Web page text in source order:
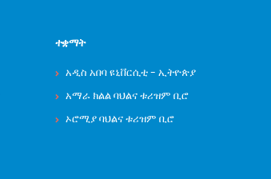
ተቋማት
አዲስ አበባ ዩኒቨርሲቲ - ኢትዮጵያ
አማራ ክልል ባህልና ቱሪዝም ቢሮ
ኦሮሚያ ባህልና ቱሪዝም ቢሮ